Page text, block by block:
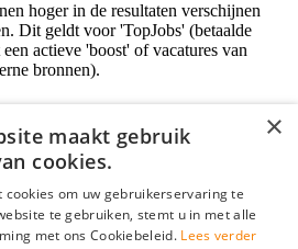
hoger in de resultaten verschijnen
Dit geldt voor 'TopJobs' (betaalde
actieve 'boost' of vacatures van
bronnen).
×
maakt gebruik
cookies.
cookies om uw gebruikerservaring te
te gebruiken, stemt u in met alle
met ons Cookiebeleid. Lees verder